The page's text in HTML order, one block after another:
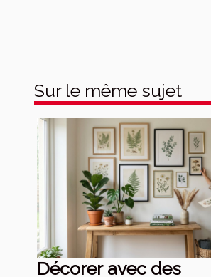
Sur le même sujet
Décorer avec des